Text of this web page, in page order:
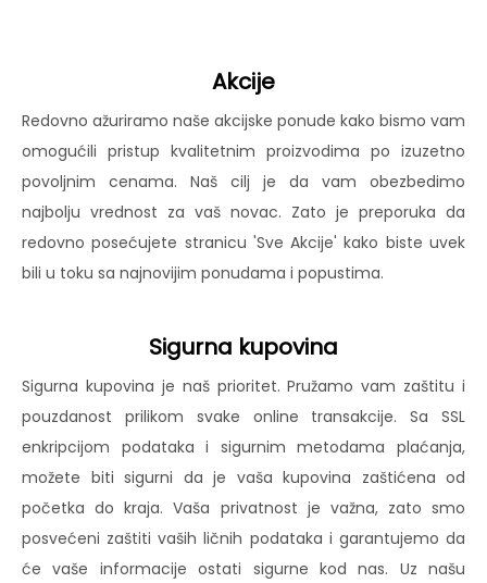
Akcije
Redovno ažuriramo naše akcijske ponude kako bismo vam
omogućili pristup kvalitetnim proizvodima po izuzetno
povoljnim cenama. Naš cilj je da vam obezbedimo
najbolju vrednost za vaš novac. Zato je preporuka da
redovno posećujete stranicu 'Sve Akcije' kako biste uvek
bili u toku sa najnovijim ponudama i popustima.
Sigurna kupovina
Sigurna kupovina je naš prioritet. Pružamo vam zaštitu i
pouzdanost prilikom svake online transakcije. Sa SSL
enkripcijom podataka i sigurnim metodama plaćanja,
možete biti sigurni da je vaša kupovina zaštićena od
početka do kraja. Vaša privatnost je važna, zato smo
posvećeni zaštiti vaših ličnih podataka i garantujemo da
će vaše informacije ostati sigurne kod nas. Uz našu